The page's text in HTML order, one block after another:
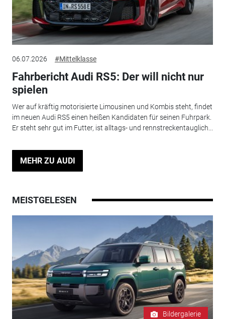
06.07.2026 #Mittelklasse
Fahrbericht Audi RS5: Der will nicht nur
spielen
Wer auf kräftig motorisierte Limousinen und Kombis steht, findet
im neuen Audi RS5 einen heißen Kandidaten für seinen Fuhrpark.
Er steht sehr gut im Futter, ist alltags- und rennstreckentauglich...
MEHR ZU AUDI
MEISTGELESEN
Bildergalerie